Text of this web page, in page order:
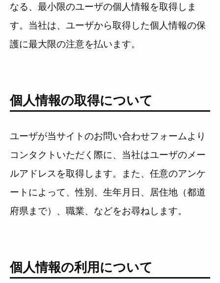
Muguuuとは 運営会社
広告掲載について プライバシーポリシー
なる、最小限のユーザの個人情報を取得しま
す。当社は、ユーザから取得した個人情報の保
護に最大限の注意を払います。
個人情報の取得について
ユーザが当サイトのお問い合わせフォームより
コンタクトいただく際に、当社はユーザのメー
ルアドレスを取得します。また、任意のアンケ
ートによって、性別、生年月日、居住地（都道
府県まで）、職業、などをお尋ねします。
個人情報の利用について